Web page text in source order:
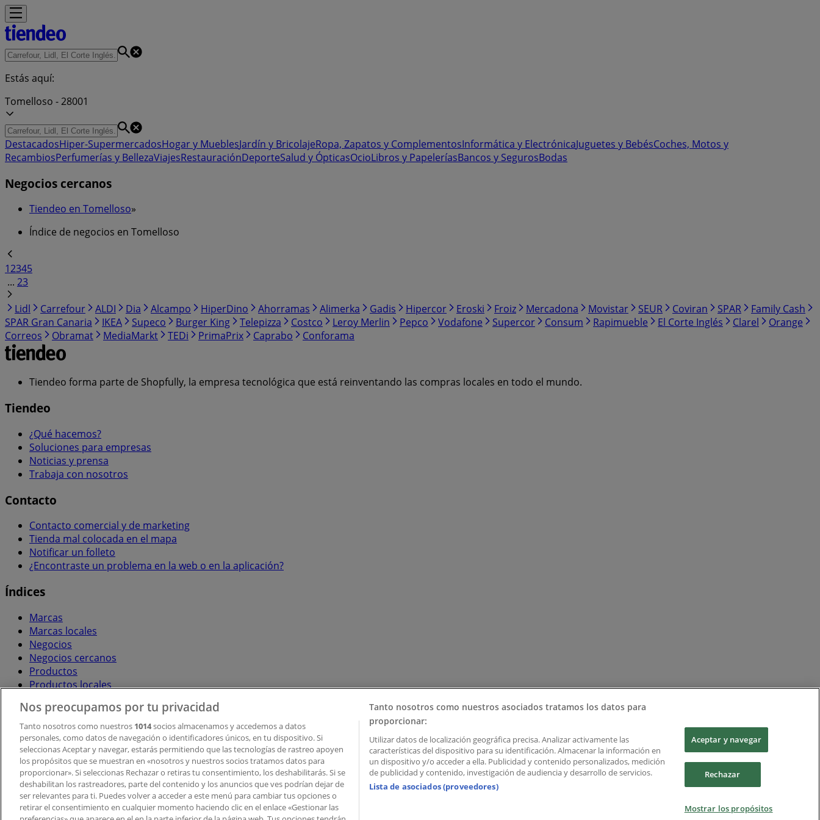
Estás aquí:
Tomelloso - 28001
DestacadosHiper-SupermercadosHogar y MueblesJardín y BricolajeRopa, Zapatos y ComplementosInformática y ElectrónicaJuguetes y BebésCoches, Motos y
RecambiosPerfumerías y BellezaViajesRestauraciónDeporteSalud y ÓpticasOcioLibros y PapeleríasBancos y SegurosBodas
Negocios cercanos
Tiendeo en Tomelloso»
Índice de negocios en Tomelloso
12345
... 23
Lidl
Carrefour ALDI Dia Alcampo HiperDino Ahorramas Alimerka Gadis Hipercor Eroski Froiz Mercadona Movistar SEUR Coviran SPAR
Family Cash
SPAR Gran Canaria
IKEA Supeco Burger King Telepizza Costco Leroy Merlin Pepco Vodafone Supercor Consum Rapimueble El Corte Inglés Clarel
Orange
Correos
Obramat MediaMarkt TEDi PrimaPrix Caprabo Conforama
Tiendeo forma parte de Shopfully, la empresa tecnológica que está reinventando las compras locales en todo el mundo.
Tiendeo
¿Qué hacemos?
Soluciones para empresas
Noticias y prensa
Trabaja con nosotros
Contacto
Contacto comercial y de marketing
Tienda mal colocada en el mapa
Notificar un folleto
¿Encontraste un problema en la web o en la aplicación?
Índices
Marcas
Marcas locales
Negocios
Negocios cercanos
Productos
Productos locales
Descargar la APP Tiendeo
Copyright © Tiendeo ® 2026 · Shopfully Marketing S.L.U. – Palau de Mar – 08039 Barcelona, Spain
Nos preocupamos por tu privacidad
Tanto nosotros como nuestros 1014socios almacenamos y accedemos a datos
personales, como datos de navegación o identificadores únicos, en tu dispositivo. Si
seleccionas Aceptar y navegar, estarás permitiendo que las tecnologías de rastreo apoyen
los propósitos que se muestran en «nosotros y nuestros socios tratamos datos para
proporcionar». Si seleccionas Rechazar o retiras tu consentimiento, los deshabilitarás. Si se
deshabilitan los rastreadores, parte del contenido y los anuncios que ves podrían dejar de
ser relevantes para ti. Puedes volver a acceder a este menú para cambiar tus opciones o
retirar el consentimiento en cualquier momento haciendo clic en el enlace «Gestionar las
Tanto nosotros como nuestros asociados tratamos los datos para
proporcionar:
Utilizar datos de localización geográfica precisa. Analizar activamente las
características del dispositivo para su identificación. Almacenar la información en
un dispositivo y/o acceder a ella. Publicidad y contenido personalizados, medición
de publicidad y contenido, investigación de audiencia y desarrollo de servicios.
Lista de asociados (proveedores)
Aceptar y navegar
Rechazar
Mostrar los propósitos